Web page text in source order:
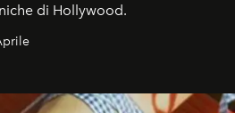
di Hollywood.